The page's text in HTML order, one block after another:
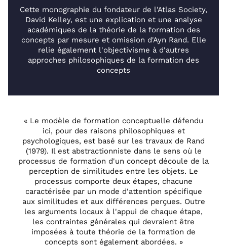
« Le modèle de formation conceptuelle défendu
ici, pour des raisons philosophiques et
psychologiques, est basé sur les travaux de Rand
(1979). Il est abstractionniste dans le sens où le
processus de formation d'un concept découle de la
perception de similitudes entre les objets. Le
processus comporte deux étapes, chacune
caractérisée par un mode d'attention spécifique
aux similitudes et aux différences perçues. Outre
les arguments locaux à l'appui de chaque étape,
les contraintes générales qui devraient être
imposées à toute théorie de la formation de
concepts sont également abordées. »
Cette monographie du fondateur de l'Atlas Society,
David Kelley, est une explication et une analyse
académiques de la théorie de la formation des
concepts par mesure et omission d'Ayn Rand. Elle
relie également l'objectivisme à d'autres
approches philosophiques de la formation des
concepts